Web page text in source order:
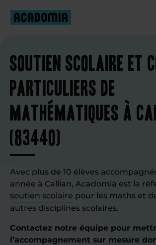
Soutien scolaire et
particuliers de
mathématiques à
(83440)
Avec plus de 10 élèves
année à Callian, Acadomia est la
soutien scolaire pour les maths et
autres disciplines scolaires.
Contactez notre équipe pour
l’accompagnement sur mesure